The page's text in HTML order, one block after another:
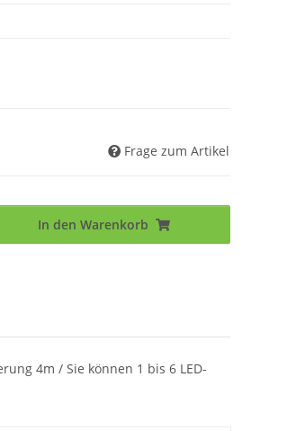
Frage zum Artikel
In den Warenkorb
4m / Sie können 1 bis 6 LED-